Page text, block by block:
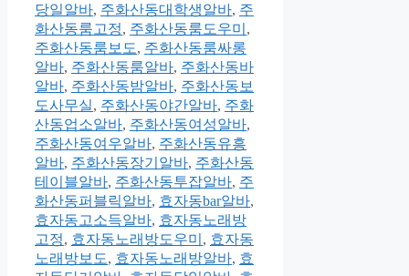
당일알바, 주화산동대학생알바, 주
화산동룸고정, 주화산동룸도우미 ,
주화산동룸보도, 주화산동룸싸롱
알바, 주화산동룸알바, 주화산동바
알바, 주화산동밤알바, 주화산동보
도사무실, 주화산동야간알바, 주화
산동업소알바, 주화산동여성알바,
주화산동여우알바, 주화산동유흥
알바, 주화산동장기알바, 주화산동
테이블알바, 주화산동투잡알바, 주
화산동퍼블릭알바, 효자동bar알바,
효자동고소득알바, 효자동노래방
고정, 효자동노래방도우미 , 효자동
노래방보도, 효자동노래방알바, 효